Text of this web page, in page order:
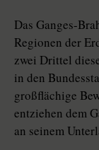
Das Ganges-
Regionen der
zwei Drittel
in den
großflächige
entziehen dem
an seinem